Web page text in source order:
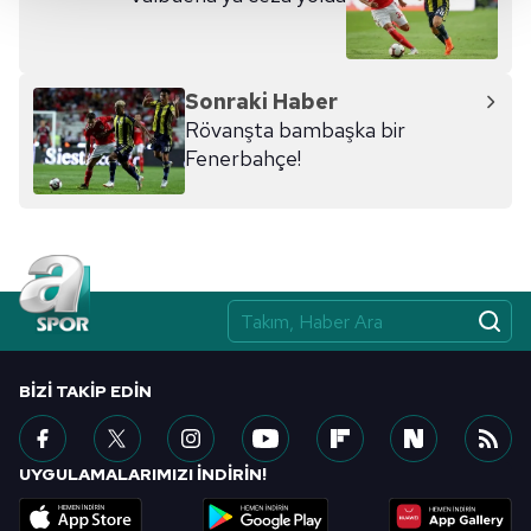
Her halükârda, kullanıcılar, bu çerezlere izin vermedikleri
Sizlere daha iyi bir hizmet sunabilmek için İnternet
Sitemizde kendimize ve üçüncü kişilere ait çerezler
kullanılmaktadır. Bu çerezler vasıtasıyla çeşitli kişisel
kullanılmaktadır. Diğer çerezler, sitemizin daha işlevsel
kılınması ve kişiselleştirilmesi ve sizlere yönelik
reklam/pazarlama faaliyetlerinin yapılması, amaçlarıyla
sınırlı olarak açık rızanız dahilinde kullanılacaktır.
Çerezlere ilişkin tercihlerinizi aşağıda yer alan panel
vasıtasıyla belirleyebilirsiniz. Çerezlere ilişkin detaylı bilgi
için Ayarlar butonuna tıklayabilir,
Çerez Bilgilendirme
Sonraki Haber
Rövanşta bambaşka bir
Fenerbahçe!
BIZI TAKIP EDIN
UYGULAMALARIMIZI İNDİRİN!